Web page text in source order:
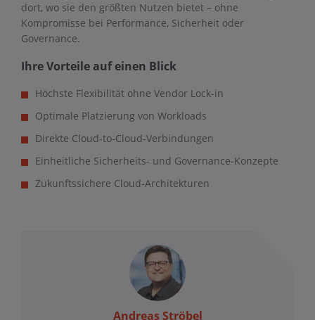
dort, wo sie den größten Nutzen bietet – ohne
Kompromisse bei Performance, Sicherheit oder
Governance.
Ihre Vorteile auf einen Blick
Höchste Flexibilität ohne Vendor Lock-in
Optimale Platzierung von Workloads
Direkte Cloud-to-Cloud-Verbindungen
Einheitliche Sicherheits- und Governance-Konzepte
Zukunftssichere Cloud-Architekturen
Andreas Ströbel